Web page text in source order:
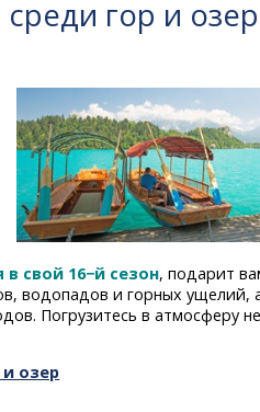
гор и
свой 16−й сезон, подарит
водопадов и горных ущелий,
Погрузитесь в атмосферу
озер